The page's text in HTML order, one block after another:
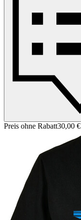
Preis ohne Rabatt30,00 €